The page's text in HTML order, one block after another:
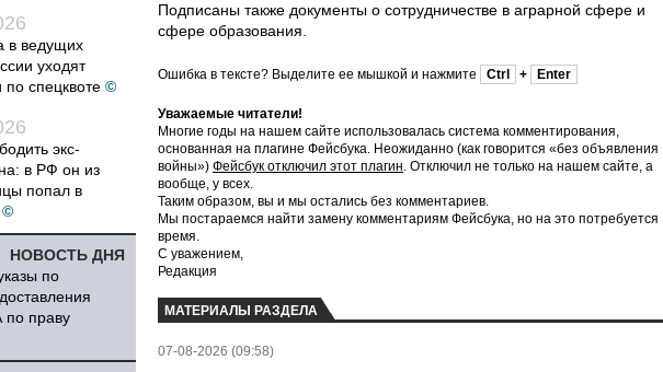
в ведущих
уходят
спецквоте ©
экс-
в РФ он из
попал в
©
НОВОСТЬ ДНЯ
по
по праву
Подписаны также документы о сотрудничестве в аграрной сфере и
сфере образования.
Ошибка в тексте? Выделите ее мышкой и нажмите Ctrl + Enter
Уважаемые читатели!
Многие годы на нашем сайте использовалась система комментирования,
основанная на плагине Фейсбука. Неожиданно (как говорится «без объявления
войны») Фейсбук отключил этот плагин. Отключил не только на нашем сайте, а
вообще, у всех.
Таким образом, вы и мы остались без комментариев.
Мы постараемся найти замену комментариям Фейсбука, но на это потребуется
время.
С уважением,
Редакция
МАТЕРИАЛЫ РАЗДЕЛА
07-08-2026 (09:58)